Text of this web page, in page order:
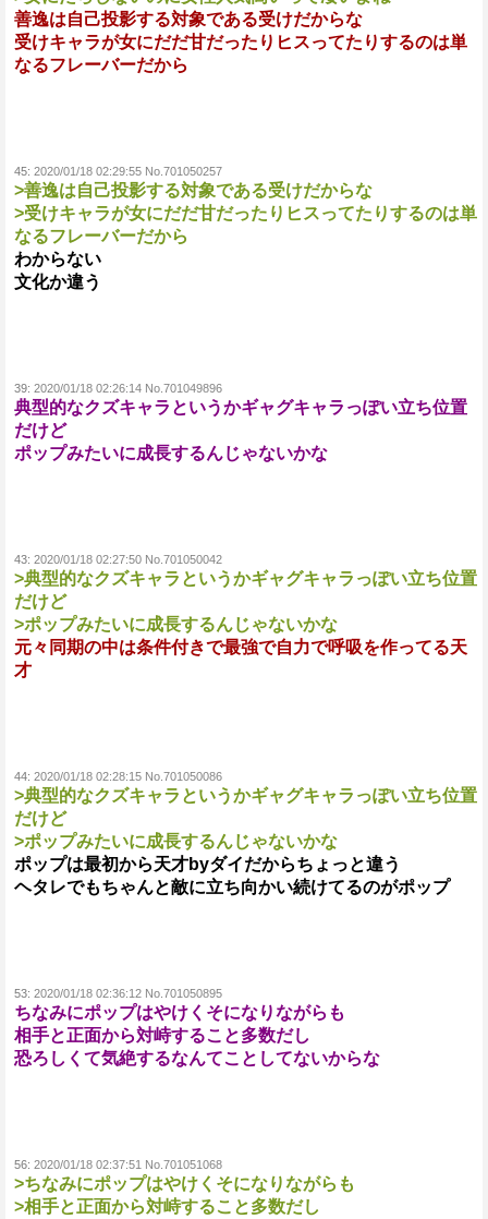
善逸は自己投影する対象である受けだからな
受けキャラが女にだだ甘だったりヒスってたりするのは単
なるフレーバーだから
45: 2020/01/18 02:29:55 No.701050257
>善逸は自己投影する対象である受けだからな
>受けキャラが女にだだ甘だったりヒスってたりするのは単
なるフレーバーだから
わからない
文化か違う
39: 2020/01/18 02:26:14 No.701049896
典型的なクズキャラというかギャグキャラっぽい立ち位置
だけど
ポップみたいに成長するんじゃないかな
43: 2020/01/18 02:27:50 No.701050042
>典型的なクズキャラというかギャグキャラっぽい立ち位置
だけど
>ポップみたいに成長するんじゃないかな
元々同期の中は条件付きで最強で自力で呼吸を作ってる天
才
44: 2020/01/18 02:28:15 No.701050086
>典型的なクズキャラというかギャグキャラっぽい立ち位置
だけど
>ポップみたいに成長するんじゃないかな
ポップは最初から天才byダイだからちょっと違う
ヘタレでもちゃんと敵に立ち向かい続けてるのがポップ
53: 2020/01/18 02:36:12 No.701050895
ちなみにポップはやけくそになりながらも
相手と正面から対峙すること多数だし
恐ろしくて気絶するなんてことしてないからな
56: 2020/01/18 02:37:51 No.701051068
>ちなみにポップはやけくそになりながらも
>相手と正面から対峙すること多数だし